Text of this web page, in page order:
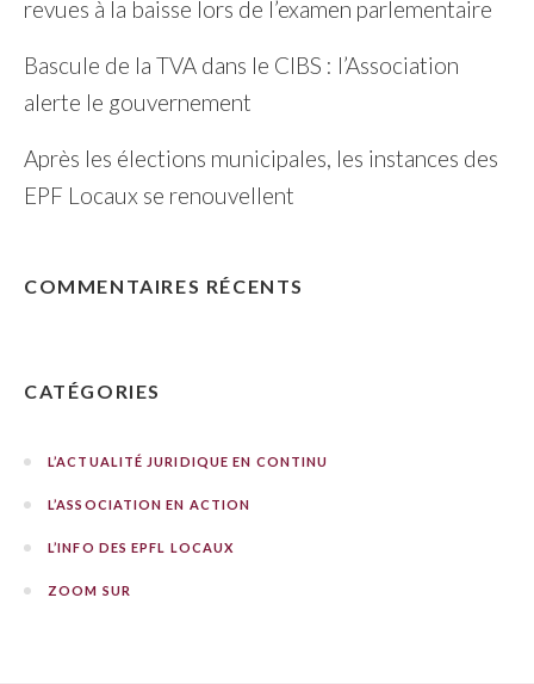
revues à la baisse lors de l’examen parlementaire
Bascule de la TVA dans le CIBS : l’Association
alerte le gouvernement
Après les élections municipales, les instances des
EPF Locaux se renouvellent
COMMENTAIRES RÉCENTS
CATÉGORIES
L’ACTUALITÉ JURIDIQUE EN CONTINU
L’ASSOCIATION EN ACTION
L’INFO DES EPFL LOCAUX
ZOOM SUR